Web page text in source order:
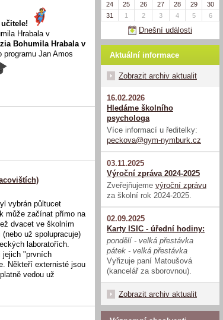
Hrabala v
Bohumila Hrabala v
programu Jan Amos
vybrán půltucet
může začínat přímo na
dvacet ve školním
už spolupracuje)
laboratořích.
jejich "prvních
Někteří externisté jsou
vedou už
24
25 26 27 28 29
30
31
1 2 3 4 5 6
Dnešní události
Aktuální informace
Zobrazit archiv aktualit
16.02.2026
Hledáme školního
psychologa
Více informací u ředitelky:
peckova@gym-nymburk.cz
03.11.2025
Výroční zpráva 2024-2025
Zveřejňujeme výroční zprávu
za školní rok 2024-2025.
02.09.2025
Karty ISIC - úřední hodiny:
pondělí - velká přestávka
pátek - velká přestávka
Vyřizuje paní Matoušová
(kancelář za sborovnou).
Zobrazit archiv aktualit